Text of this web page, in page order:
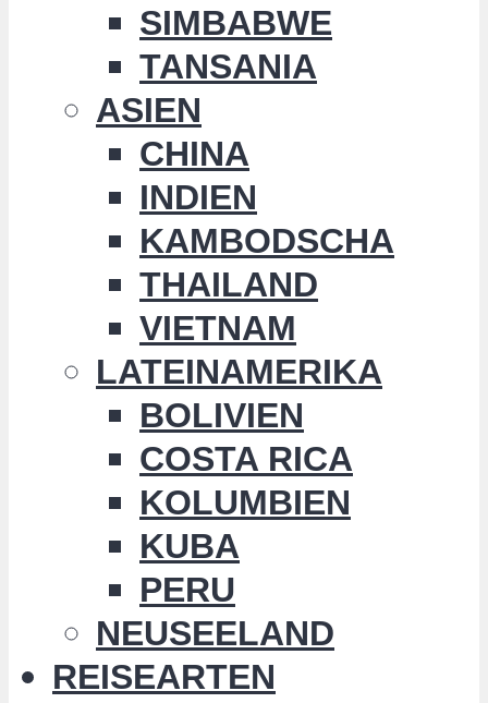
SIMBABWE
TANSANIA
ASIEN
CHINA
INDIEN
KAMBODSCHA
THAILAND
VIETNAM
LATEINAMERIKA
BOLIVIEN
COSTA RICA
KOLUMBIEN
KUBA
PERU
NEUSEELAND
REISEARTEN